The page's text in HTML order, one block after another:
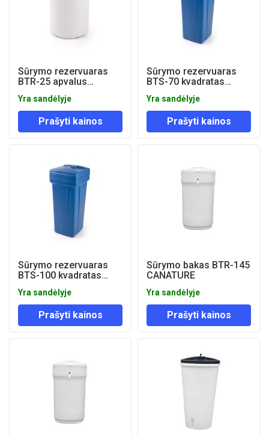
Sūrymo rezervuaras
BTR-25 apvalus
Yra sandėlyje
Prašyti kainos
Sūrymo rezervuaras
BTS-70 kvadratas
Yra sandėlyje
Prašyti kainos
Sūrymo rezervuaras
BTS-100 kvadratas
Yra sandėlyje
Prašyti kainos
Sūrymo bakas BTR-145
CANATURE
Yra sandėlyje
Prašyti kainos